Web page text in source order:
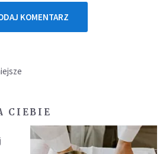
KOMENTARZ
CIEBIE